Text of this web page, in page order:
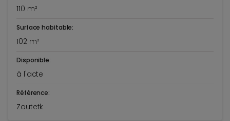
110 m²
Surface habitable:
102 m²
Disponible:
à l'acte
Référence:
Zoutetk